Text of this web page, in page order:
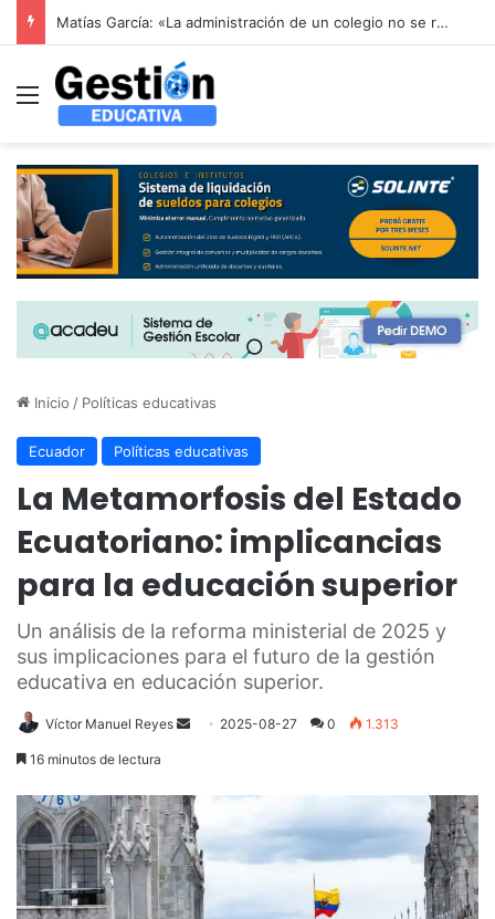
Alerta en la educación infantil española: las patronales advierten que la reducción drástica de ratios sin financiación aboca al colapso del sector de 0 a 3 años
Menú
Inicio / Políticas educativas
Ecuador Políticas educativas
La Metamorfosis del Estado
Ecuatoriano: implicancias
para la educación superior
Un análisis de la reforma ministerial de 2025 y
sus implicaciones para el futuro de la gestión
educativa en educación superior.
Víctor Manuel Reyes
Send 2025-08-27 0 1.313
16 minutos de lectura